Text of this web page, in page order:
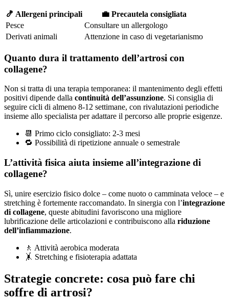
🍤 Allergeni principali
💼 Precautela consigliata
Pesce
Consultare un allergologo
Derivati animali
Attenzione in caso di vegetarianismo
Quanto dura il trattamento dell’artrosi con
collagene?
Non si tratta di una terapia temporanea: il mantenimento degli effetti
positivi dipende dalla continuità dell’assunzione. Si consiglia di
seguire cicli di almeno 8-12 settimane, con rivalutazioni periodiche
insieme allo specialista per adattare il percorso alle proprie esigenze.
📆 Primo ciclo consigliato: 2-3 mesi
🔁 Possibilità di ripetizione annuale o semestrale
L’attività fisica aiuta insieme all’integrazione di
collagene?
Sì, unire esercizio fisico dolce – come nuoto o camminata veloce – e
stretching è fortemente raccomandato. In sinergia con l’integrazione
di collagene, queste abitudini favoriscono una migliore
lubrificazione delle articolazioni e contribuiscono alla riduzione
dell’infiammazione.
🚶 Attività aerobica moderata
🤸 Stretching e fisioterapia adattata
Strategie concrete: cosa può fare chi
soffre di artrosi?